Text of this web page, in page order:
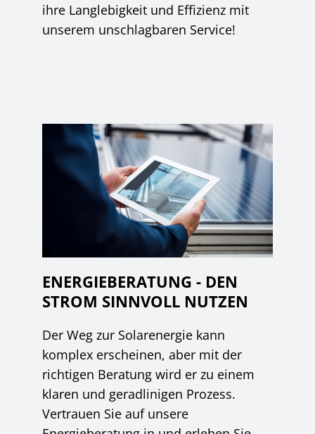
ihre Langlebigkeit und Effizienz mit
unserem unschlagbaren Service!
ENERGIEBERATUNG - DEN
STROM SINNVOLL NUTZEN
Der Weg zur Solarenergie kann
komplex erscheinen, aber mit der
richtigen Beratung wird er zu einem
klaren und geradlinigen Prozess.
Vertrauen Sie auf unsere